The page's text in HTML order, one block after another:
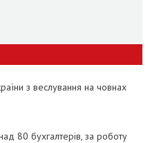
з веслування на човнах
80 бухгалтерів, за роботу